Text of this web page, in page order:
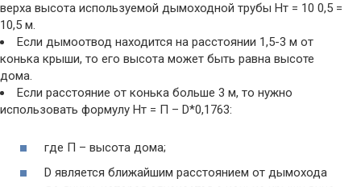
верха высота используемой дымоходной трубы Нт = 10 0,5 =
10,5 м.
Если дымоотвод находится на расстоянии 1,5-3 м от
конька крыши, то его высота может быть равна высоте
дома.
Если расстояние от конька больше 3 м, то нужно
использовать формулу Нт = П – D*0,1763:
где П – высота дома;
D является ближайшим расстоянием от дымохода